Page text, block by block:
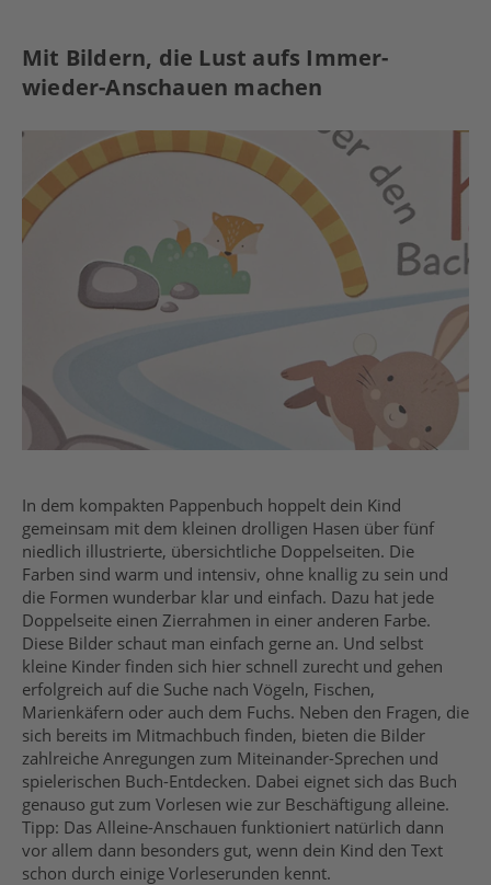
Mit Bildern, die Lust aufs Immer-
wieder-Anschauen machen
In dem kompakten Pappenbuch hoppelt dein Kind
gemeinsam mit dem kleinen drolligen Hasen über fünf
niedlich illustrierte, übersichtliche Doppelseiten. Die
Farben sind warm und intensiv, ohne knallig zu sein und
die Formen wunderbar klar und einfach. Dazu hat jede
Doppelseite einen Zierrahmen in einer anderen Farbe.
Diese Bilder schaut man einfach gerne an. Und selbst
kleine Kinder finden sich hier schnell zurecht und gehen
erfolgreich auf die Suche nach Vögeln, Fischen,
Marienkäfern oder auch dem Fuchs. Neben den Fragen, die
sich bereits im Mitmachbuch finden, bieten die Bilder
zahlreiche Anregungen zum Miteinander-Sprechen und
spielerischen Buch-Entdecken. Dabei eignet sich das Buch
genauso gut zum Vorlesen wie zur Beschäftigung alleine.
Tipp: Das Alleine-Anschauen funktioniert natürlich dann
vor allem dann besonders gut, wenn dein Kind den Text
schon durch einige Vorleserunden kennt.